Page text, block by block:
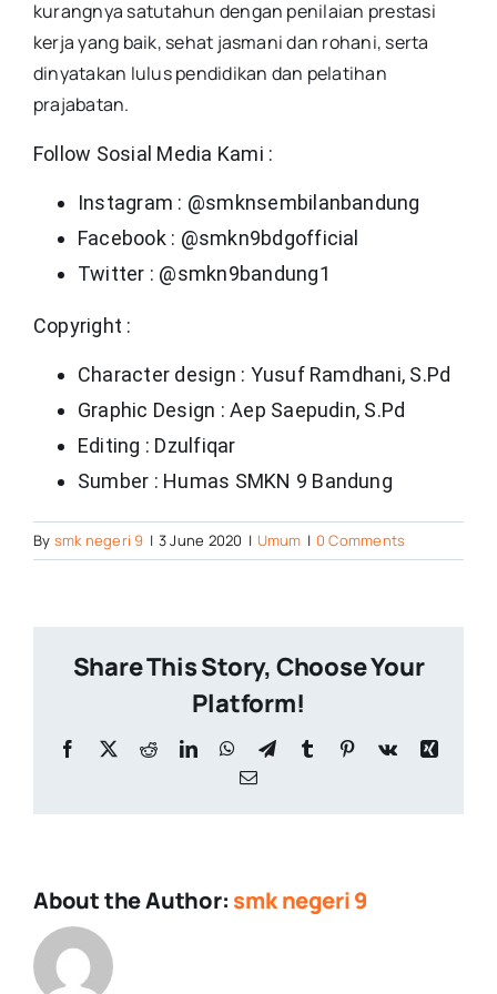
kurangnya satutahun dengan penilaian prestasi
kerja yang baik, sehat jasmani dan rohani, serta
dinyatakan lulus pendidikan dan pelatihan
prajabatan.
Follow Sosial Media Kami :
Instagram : @smknsembilanbandung
Facebook : @smkn9bdgofficial
Twitter : @smkn9bandung1
Copyright :
Character design : Yusuf Ramdhani, S.Pd
Graphic Design : Aep Saepudin, S.Pd
Editing : Dzulfiqar
Sumber : Humas SMKN 9 Bandung
By smk negeri 9 | 3 June 2020 | Umum | 0 Comments
Share This Story, Choose Your
Platform!
Facebook
X RedditLinkedInWhatsApp
TelegramTumblr Pinterest
Vk
Xing
Email
About the Author: smk negeri 9